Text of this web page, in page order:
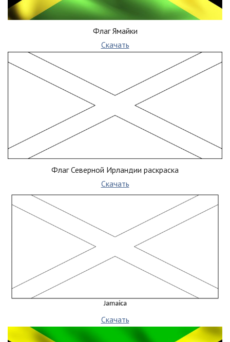
Флаг Ямайки
Скачать
Флаг Северной Ирландии раскраска
Скачать
Скачать